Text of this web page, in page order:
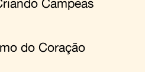
Campeãs
do Coração